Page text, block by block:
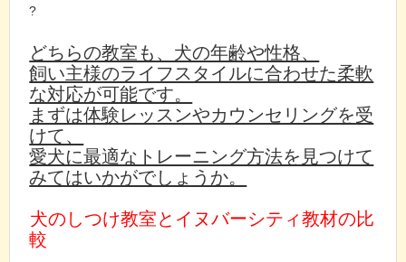
?
どちらの教室も、犬の年齢や性格、
飼い主様のライフスタイルに合わせた柔軟
な対応が可能です。
まずは体験レッスンやカウンセリングを受
けて、
愛犬に最適なトレーニング方法を見つけて
みてはいかがでしょうか。
犬のしつけ教室とイヌバーシティ教材の比
較